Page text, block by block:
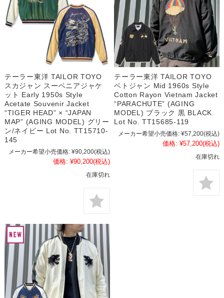
テーラー東洋 TAILOR TOYO
スカジャン スーベニアジャケ
ット Early 1950s Style
Acetate Souvenir Jacket
“TIGER HEAD” × “JAPAN
MAP” (AGING MODEL) グリー
ン/ネイビー Lot No. TT15710-
145
メーカー希望小売価格: ¥90,200(税込)
価格: ¥90,200(税込)
在庫切れ
テーラー東洋 TAILOR TOYO
ベトジャン Mid 1960s Style
Cotton Rayon Vietnam Jacket
“PARACHUTE” (AGING
MODEL) ブラック 黒 BLACK
Lot No. TT15685-119
メーカー希望小売価格: ¥57,200(税込)
価格: ¥57,200(税込)
在庫切れ